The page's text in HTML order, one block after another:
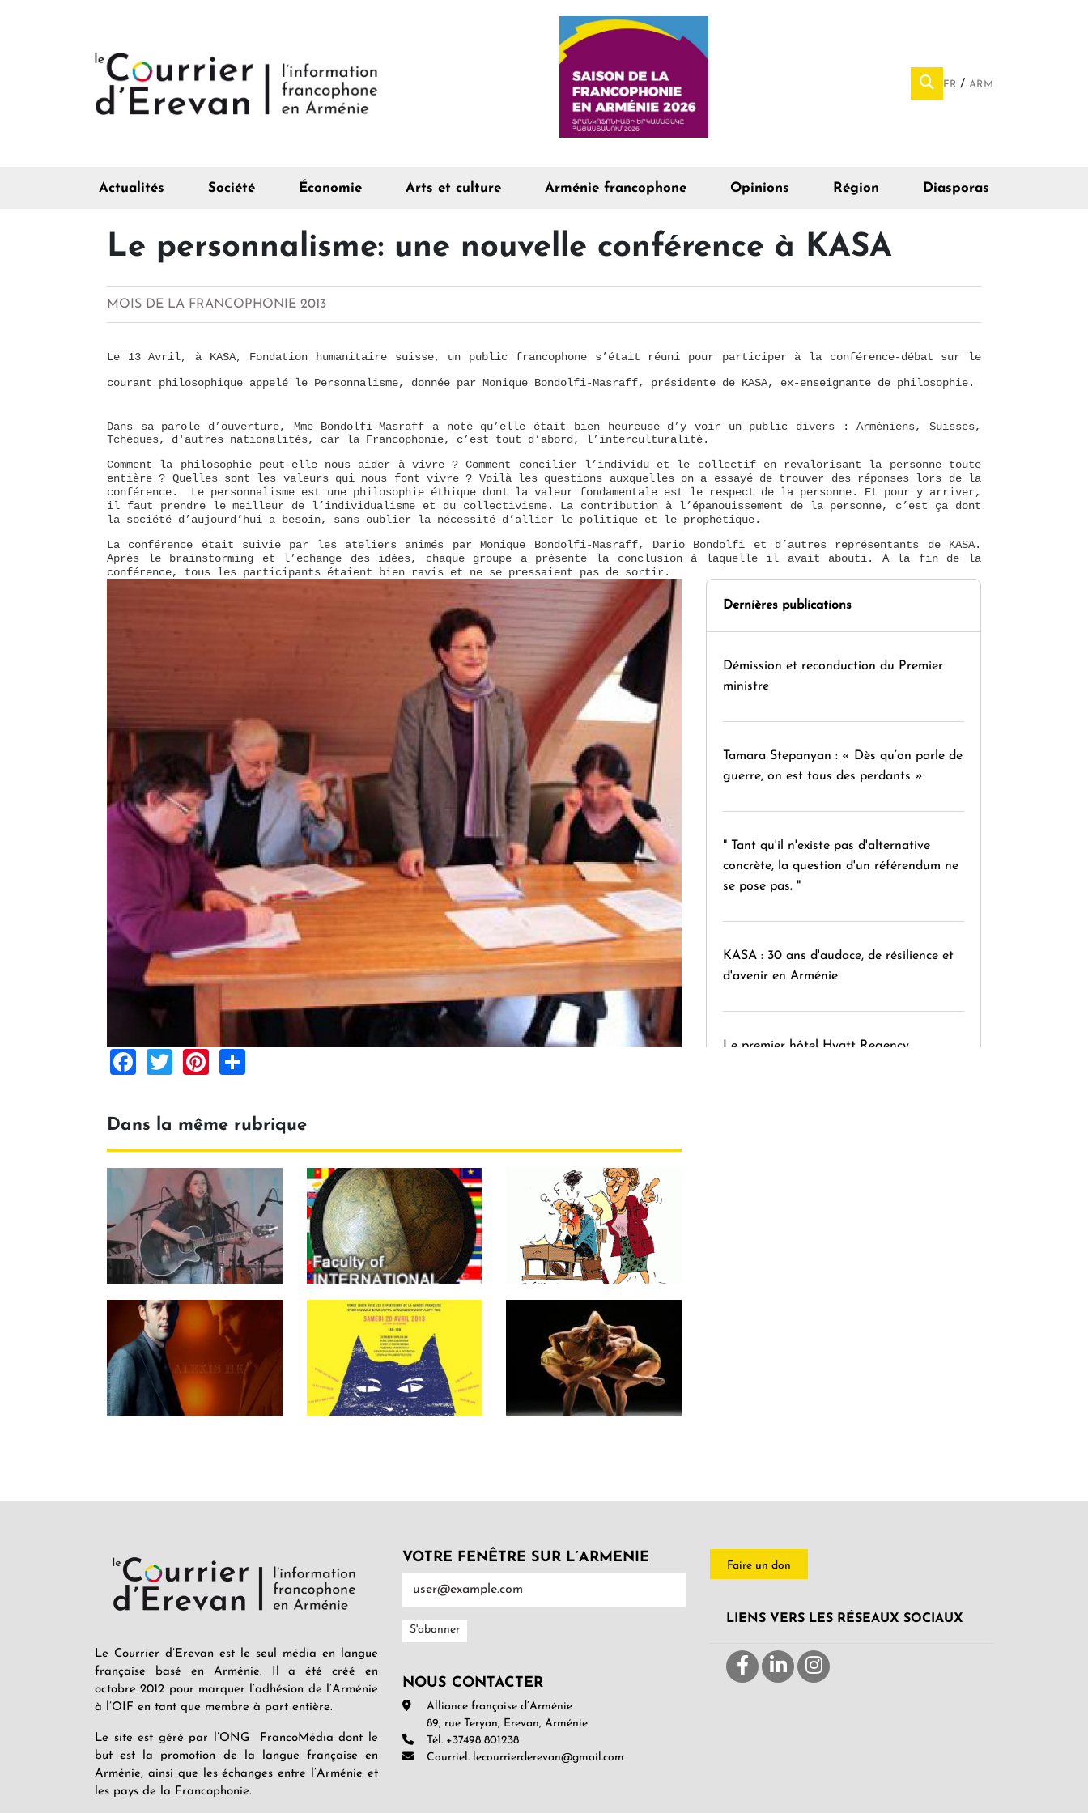
FR ARM
Actualités Société Économie Arts et culture Arménie francophone Opinions Région Diasporas
Le personnalisme: une nouvelle conférence à KASA
MOIS DE LA FRANCOPHONIE 2013
Le 13 Avril, à KASA, Fondation humanitaire suisse, un public francophone s’était réuni pour participer à la conférence-débat sur le
courant philosophique appelé le Personnalisme, donnée par Monique Bondolfi-Masraff, présidente de KASA, ex-enseignante de philosophie.
Dans sa parole d’ouverture, Mme Bondolfi-Masraff a noté qu’elle était bien heureuse d’y voir un public divers : Arméniens, Suisses,
Tchèques, d'autres nationalités, car la Francophonie, c’est tout d’abord, l’interculturalité.
Comment la philosophie peut-elle nous aider à vivre ? Comment concilier l’individu et le collectif en revalorisant la personne toute
entière ? Quelles sont les valeurs qui nous font vivre ? Voilà les questions auxquelles on a essayé de trouver des réponses lors de la
conférence. Le personnalisme est une philosophie éthique dont la valeur fondamentale est le respect de la personne. Et pour y arriver,
il faut prendre le meilleur de l’individualisme et du collectivisme. La contribution à l’épanouissement de la personne, c’est ça dont
la société d’aujourd’hui a besoin, sans oublier la nécessité d’allier le politique et le prophétique.
La conférence était suivie par les ateliers animés par Monique Bondolfi-Masraff, Dario Bondolfi et d’autres représentants de KASA.
Après le brainstorming et l’échange des idées, chaque groupe a présenté la conclusion à laquelle il avait abouti. A la fin de la
conférence, tous les participants étaient bien ravis et ne se pressaient pas de sortir.
Facebook
TwitterPinterest
Dans la même rubrique
Dernières publications
Démission et reconduction du Premier
ministre
Tamara Stepanyan : « Dès qu’on parle de
guerre, on est tous des perdants »
" Tant qu'il n'existe pas d'alternative
concrète, la question d'un référendum ne
se pose pas. "
KASA : 30 ans d'audace, de résilience et
d'avenir en Arménie
Le premier hôtel Hyatt Regency
Le Courrier d’Erevan est le seul média en langue
française basé en Arménie. Il a été créé en
octobre 2012 pour marquer l’adhésion de l’Arménie
à l’OIF en tant que membre à part entière.
Le site est géré par l’ONG FrancoMédia dont le
but est la promotion de la langue française en
Arménie, ainsi que les échanges entre l’Arménie et
les pays de la Francophonie.
VOTRE FENÊTRE SUR L’ARMENIE
NOUS CONTACTER
Alliance française d’Arménie
89, rue Teryan, Erevan, Arménie
Tél. +37498 801238
Courriel. lecourrierderevan@gmail.com
Faire un don
LIENS VERS LES RÉSEAUX SOCIAUX